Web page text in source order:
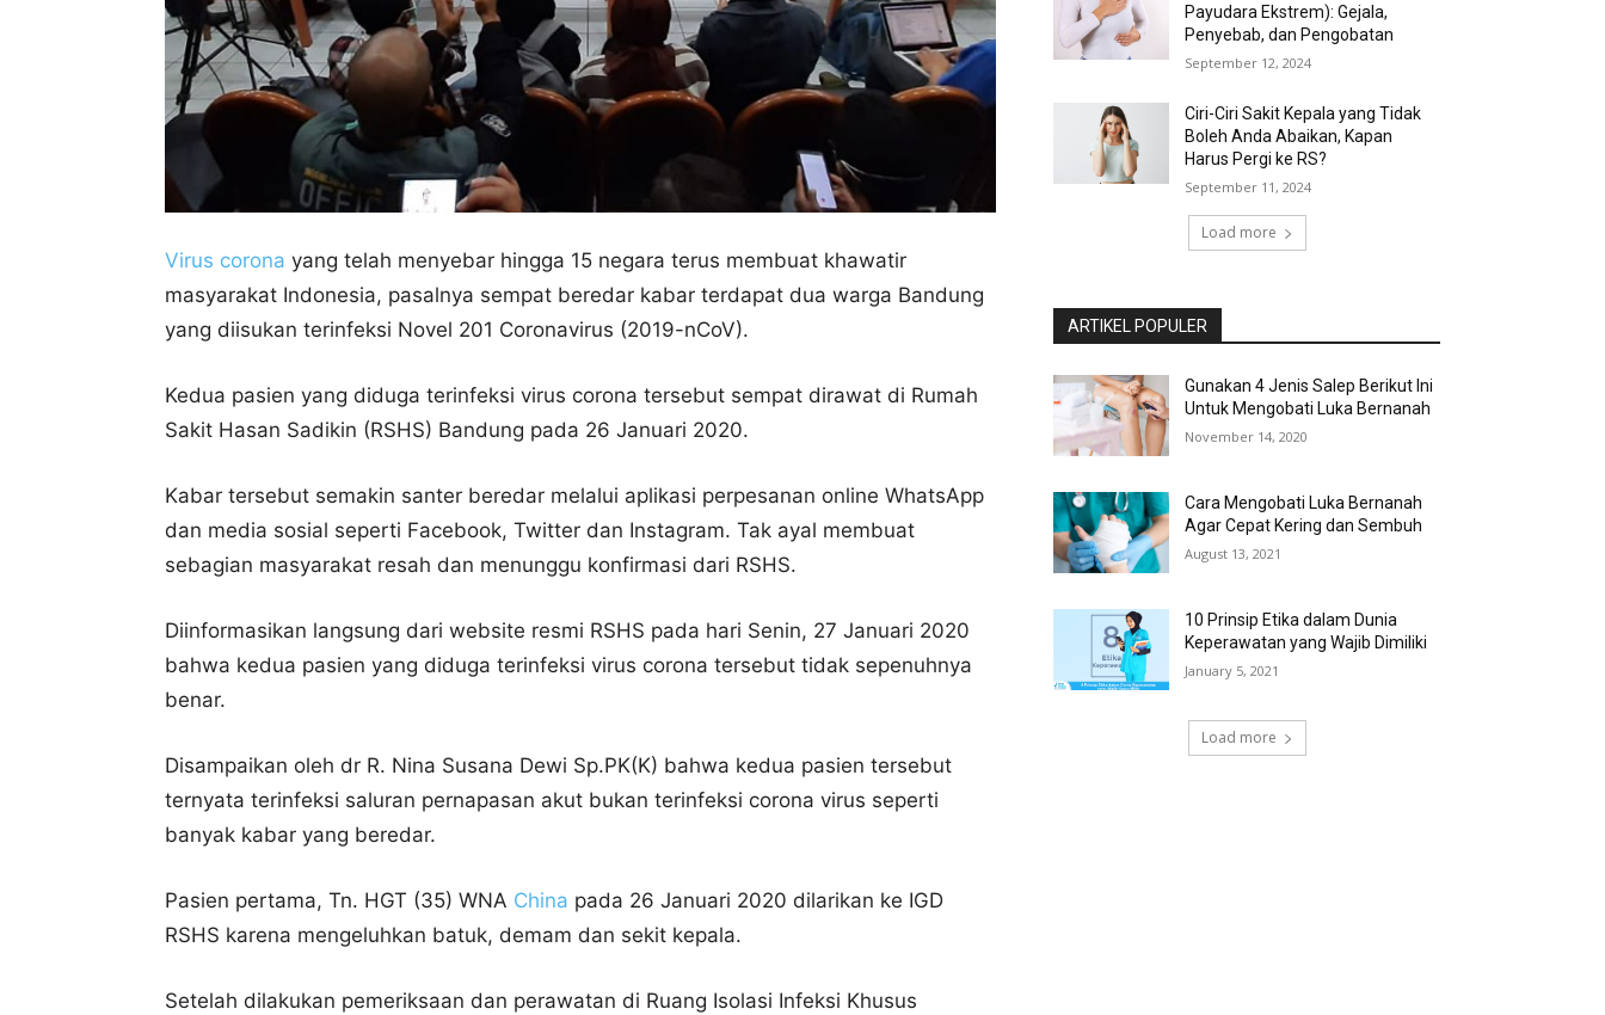
Virus corona yang telah menyebar hingga 15 negara terus membuat khawatir
masyarakat Indonesia, pasalnya sempat beredar kabar terdapat dua warga Bandung
yang diisukan terinfeksi Novel 201 Coronavirus (2019-nCoV).
Kedua pasien yang diduga terinfeksi virus corona tersebut sempat dirawat di Rumah
Sakit Hasan Sadikin (RSHS) Bandung pada 26 Januari 2020.
Kabar tersebut semakin santer beredar melalui aplikasi perpesanan online WhatsApp
dan media sosial seperti Facebook, Twitter dan Instagram. Tak ayal membuat
sebagian masyarakat resah dan menunggu konfirmasi dari RSHS.
Diinformasikan langsung dari website resmi RSHS pada hari Senin, 27 Januari 2020
bahwa kedua pasien yang diduga terinfeksi virus corona tersebut tidak sepenuhnya
benar.
Disampaikan oleh dr R. Nina Susana Dewi Sp.PK(K) bahwa kedua pasien tersebut
ternyata terinfeksi saluran pernapasan akut bukan terinfeksi corona virus seperti
banyak kabar yang beredar.
Pasien pertama, Tn. HGT (35) WNA China pada 26 Januari 2020 dilarikan ke IGD
RSHS karena mengeluhkan batuk, demam dan sekit kepala.
Setelah dilakukan pemeriksaan dan perawatan di Ruang Isolasi Infeksi Khusus
Payudara Ekstrem): Gejala,
Penyebab, dan Pengobatan
September 12, 2024
Ciri-Ciri Sakit Kepala yang Tidak
Boleh Anda Abaikan, Kapan
Harus Pergi ke RS?
September 11, 2024
Load more
ARTIKEL POPULER
Gunakan 4 Jenis Salep Berikut Ini
Untuk Mengobati Luka Bernanah
November 14, 2020
Cara Mengobati Luka Bernanah
Agar Cepat Kering dan Sembuh
August 13, 2021
10 Prinsip Etika dalam Dunia
Keperawatan yang Wajib Dimiliki
January 5, 2021
Load more